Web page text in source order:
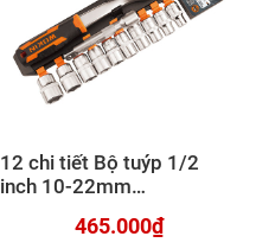
12 chi tiết Bộ tuýp 1/2
inch 10-22mm
465.000₫